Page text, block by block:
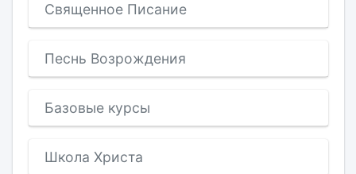
Священное Писание
Песнь Возрождения
Базовые курсы
Школа Христа